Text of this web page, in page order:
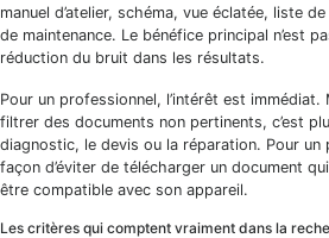
manuel d’atelier, schéma, vue éclatée, liste
de maintenance. Le bénéfice principal n’est
réduction du bruit dans les résultats.
Pour un professionnel, l’intérêt est
filtrer des documents non pertinents, c’est
diagnostic, le devis ou la réparation. Pour un
façon d’éviter de télécharger un document
être compatible avec son appareil.
Les critères qui comptent vraiment dans la